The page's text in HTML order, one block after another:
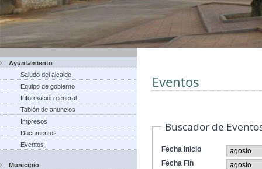
Ayuntamiento
Saludo del alcalde
Equipo de gobierno
Información general
Tablón de anuncios
Impresos
Documentos
Eventos
Municipio
Eventos
Buscador de
Fecha Inicio
Fecha Fin